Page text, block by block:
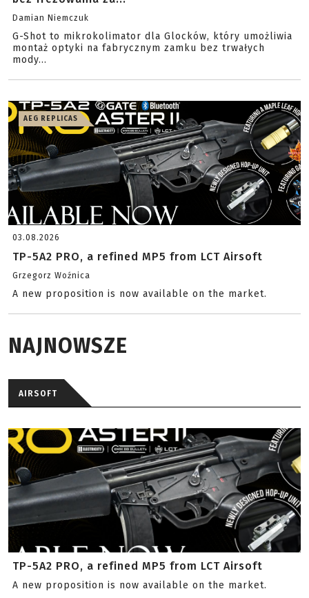
Damian Niemczuk
G-Shot to mikrokolimator dla Glocków, który umożliwia
montaż optyki na fabrycznym zamku bez trwałych
mody...
AEG REPLICAS
03.08.2026
TP-5A2 PRO, a refined MP5 from LCT Airsoft
Grzegorz Woźnica
A new proposition is now available on the market.
NAJNOWSZE
AIRSOFT
TP-5A2 PRO, a refined MP5 from LCT Airsoft
A new proposition is now available on the market.